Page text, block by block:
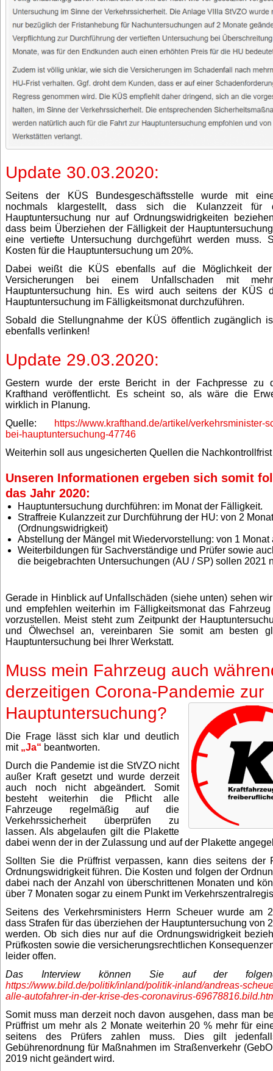
Update 30.03.2020:
Seitens der KÜS Bundesgeschäftsstelle wurde mit
nochmals klargestellt, dass sich die Kulanzzeit für
Hauptuntersuchung nur auf Ordnungswidrigkeiten
dass beim Überziehen der Fälligkeit der
eine vertiefte Untersuchung durchgeführt werden muss.
Kosten für die Hauptuntersuchung um 20%.
Dabei weißt die KÜS ebenfalls auf die Möglichkeit der
Versicherungen bei einem Unfallschaden mit
Hauptuntersuchung hin. Es wird auch seitens der KÜS
Hauptuntersuchung im Fälligkeitsmonat durchzuführen.
Sobald die Stellungnahme der KÜS öffentlich zugänglich
ebenfalls verlinken!
Update 29.03.2020:
Gestern wurde der erste Bericht in der Fachpresse zu
Krafthand veröffentlicht. Es scheint so, als wäre die
wirklich in Planung.
Quelle:
https://www.krafthand.de/artikel/verkehrsminister-
bei-hauptuntersuchung-47746
Weiterhin soll aus ungesicherten Quellen die
Unseren Informationen ergeben sich somit
das Jahr 2020:
Hauptuntersuchung durchführen: im Monat der Fälligkeit.
Straffreie Kulanzzeit zur Durchführung der HU: von 2
(Ordnungswidrigkeit)
Abstellung der Mängel mit Wiedervorstellung: von 1 Monat
Weiterbildungen für Sachverständige und Prüfer sowie
die beigebrachten Untersuchungen (AU / SP) sollen 2021
Gerade in Hinblick auf Unfallschäden (siehe unten) sehen
und empfehlen weiterhin im Fälligkeitsmonat das
vorzustellen. Meist steht zum Zeitpunkt der
und Ölwechsel an, vereinbaren Sie somit am besten
Hauptuntersuchung bei Ihrer Werkstatt.
Muss mein Fahrzeug auch
derzeitigen Corona-Pandemie zur
Hauptuntersuchung?
Die Frage lässt sich klar und deutlich
mit „Ja“ beantworten.
Durch die Pandemie ist die StVZO nicht
außer Kraft gesetzt und wurde derzeit
auch noch nicht abgeändert. Somit
besteht weiterhin die Pflicht alle
Fahrzeuge regelmäßig auf die
Verkehrssicherheit überprüfen zu
lassen. Als abgelaufen gilt die Plakette
dabei wenn der in der Zulassung und auf der Plakette
Sollten Sie die Prüffrist verpassen, kann dies seitens der
Ordnungswidrigkeit führen. Die Kosten und folgen der
dabei nach der Anzahl von überschrittenen Monaten und
über 7 Monaten sogar zu einem Punkt im
Seitens des Verkehrsministers Herrn Scheuer wurde am
dass Strafen für das überziehen der Hauptuntersuchung von
werden. Ob sich dies nur auf die Ordnungswidrigkeit
Prüfkosten sowie die versicherungsrechtlichen
leider offen.
Das Interview können Sie auf der
https://www.bild.de/politik/inland/politik-inland/andreas-
alle-autofahrer-in-der-krise-des-coronavirus-
Somit muss man derzeit noch davon ausgehen, dass man
Prüffrist um mehr als 2 Monate weiterhin 20 % mehr für
seitens des Prüfers zahlen muss. Dies gilt
Gebührenordnung für Maßnahmen im Straßenverkehr
2019 nicht geändert wird.